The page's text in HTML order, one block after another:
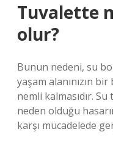
Tuvalette
olur?
Bunun nedeni, su
yaşam alanınızın
nemli kalmasıdır. Su
neden olduğu
karşı mücadelede